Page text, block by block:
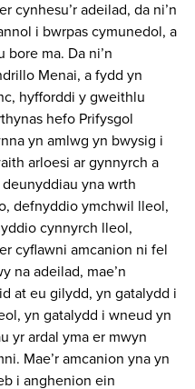
cynhesu’r adeilad, da ni’n
i bwrpas cymunedol, a
ma. Da ni’n
Menai, a fydd yn
hyfforddi y gweithlu
hefo Prifysgol
yn amlwg yn bwysig i
arloesi ar gynnyrch a
yna wrth
defnyddio ymchwil lleol,
cynnyrch lleol,
cyflawni amcanion ni fel
na adeilad, mae’n
at eu gilydd, yn gatalydd i
yn gatalydd i wneud yn
yr ardal yma er mwyn
Mae’r amcanion yna yn
i anghenion ein